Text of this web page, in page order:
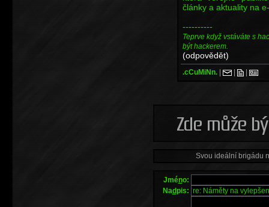
články a aktuality na
----------
Teprve když vstáváte s
být hackerem.
(odpovědět)
.cCuMiNn. | | |
Svou ideální brigádu
Jméno:
Nadpis: